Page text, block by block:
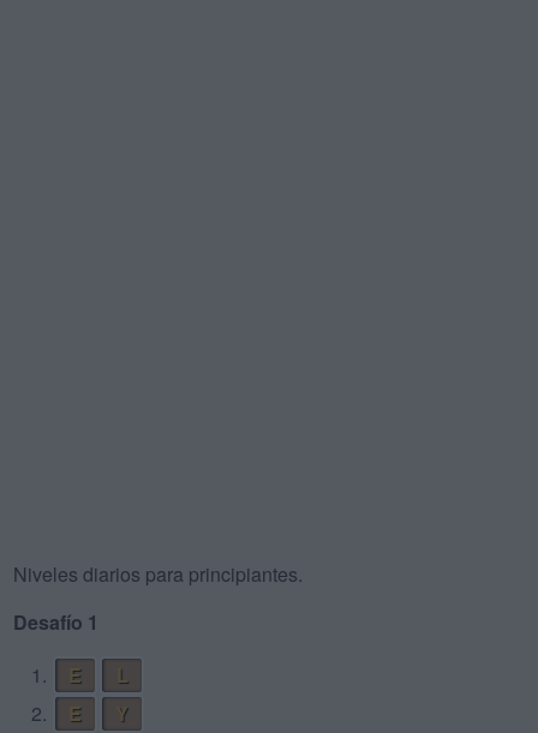
Niveles diarios para principiantes.
Desafío 1
1.
E
L
2.
E
Y